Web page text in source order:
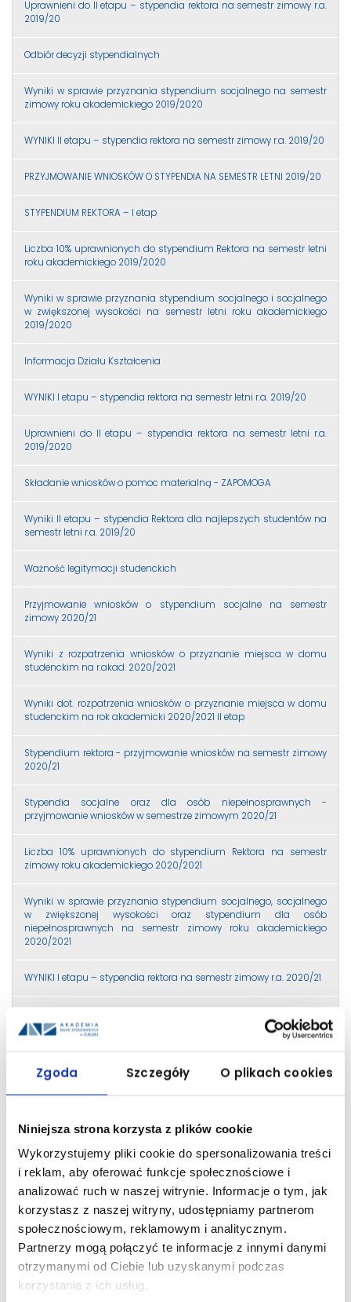
Zgoda Szczegóły O plikach cookies
Niniejsza strona korzysta z plików cookie
Wykorzystujemy pliki cookie do spersonalizowania treści
i reklam, aby oferować funkcje społecznościowe i
analizować ruch w naszej witrynie. Informacje o tym, jak
korzystasz z naszej witryny, udostępniamy partnerom
społecznościowym, reklamowym i analitycznym.
Partnerzy mogą połączyć te informacje z innymi danymi
otrzymanymi od Ciebie lub uzyskanymi podczas
korzystania z ich usług.
Uprawnieni do II etapu – stypendia rektora na semestr zimowy r.a.
2019/20
Odbiór decyzji stypendialnych
Wyniki w sprawie przyznania stypendium socjalnego na semestr
zimowy roku akademickiego 2019/2020
WYNIKI II etapu – stypendia rektora na semestr zimowy r.a. 2019/20
PRZYJMOWANIE WNIOSKÓW O STYPENDIA NA SEMESTR LETNI 2019/20
STYPENDIUM REKTORA – I etap
Liczba 10% uprawnionych do stypendium Rektora na semestr letni
roku akademickiego 2019/2020
Wyniki w sprawie przyznania stypendium socjalnego i socjalnego
w zwiększonej wysokości na semestr letni roku akademickiego
2019/2020
Informacja Działu Kształcenia
WYNIKI I etapu – stypendia rektora na semestr letni r.a. 2019/20
Uprawnieni do II etapu – stypendia rektora na semestr letni r.a.
2019/2020
Składanie wniosków o pomoc materialną - ZAPOMOGA
Wyniki II etapu – stypendia Rektora dla najlepszych studentów na
semestr letni r.a. 2019/20
Ważność legitymacji studenckich
Przyjmowanie wniosków o stypendium socjalne na semestr
zimowy 2020/21
Wyniki z rozpatrzenia wniosków o przyznanie miejsca w domu
studenckim na r.akad. 2020/2021
Wyniki dot. rozpatrzenia wniosków o przyznanie miejsca w domu
studenckim na rok akademicki 2020/2021 II etap
Stypendium rektora - przyjmowanie wniosków na semestr zimowy
2020/21
Stypendia socjalne oraz dla osób niepełnosprawnych -
przyjmowanie wniosków w semestrze zimowym 2020/21
Liczba 10% uprawnionych do stypendium Rektora na semestr
zimowy roku akademickiego 2020/2021
Wyniki w sprawie przyznania stypendium socjalnego, socjalnego
w zwiększonej wysokości oraz stypendium dla osób
niepełnosprawnych na semestr zimowy roku akademickiego
2020/2021
WYNIKI I etapu – stypendia rektora na semestr zimowy r.a. 2020/21
2020/21
2020/2021
semestr zimowy r.a. 2020/21
Wyniki w sprawie przyznania stypendium socjalnego na semestr
zimowy roku akademickiego 2020/2021
Studencie! 10 marca 2021 mija termin składania wniosków o
stypendium rektora!
Liczba 10% uprawnionych do stypendium Rektora na semestr letni
roku akademickiego 2020/2021